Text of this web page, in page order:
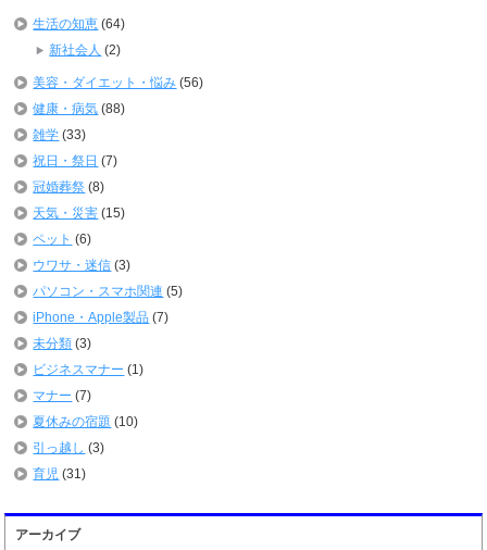
生活の知恵 (64)
新社会人 (2)
美容・ダイエット・悩み (56)
健康・病気 (88)
雑学 (33)
祝日・祭日 (7)
冠婚葬祭 (8)
天気・災害 (15)
ペット (6)
ウワサ・迷信 (3)
パソコン・スマホ関連 (5)
iPhone・Apple製品 (7)
未分類 (3)
ビジネスマナー (1)
マナー (7)
夏休みの宿題 (10)
引っ越し (3)
育児 (31)
アーカイブ